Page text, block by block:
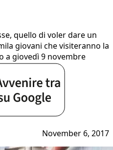
quello di voler dare un
giovani che visiteranno la
a giovedì 9 novembre
November 6, 2017